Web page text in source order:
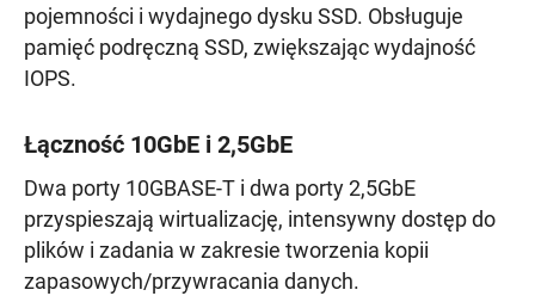
pojemności i wydajnego dysku SSD. Obsługuje
pamięć podręczną SSD, zwiększając wydajność
IOPS.
Łączność 10GbE i 2,5GbE
Dwa porty 10GBASE-T i dwa porty 2,5GbE
przyspieszają wirtualizację, intensywny dostęp do
plików i zadania w zakresie tworzenia kopii
zapasowych/przywracania danych.